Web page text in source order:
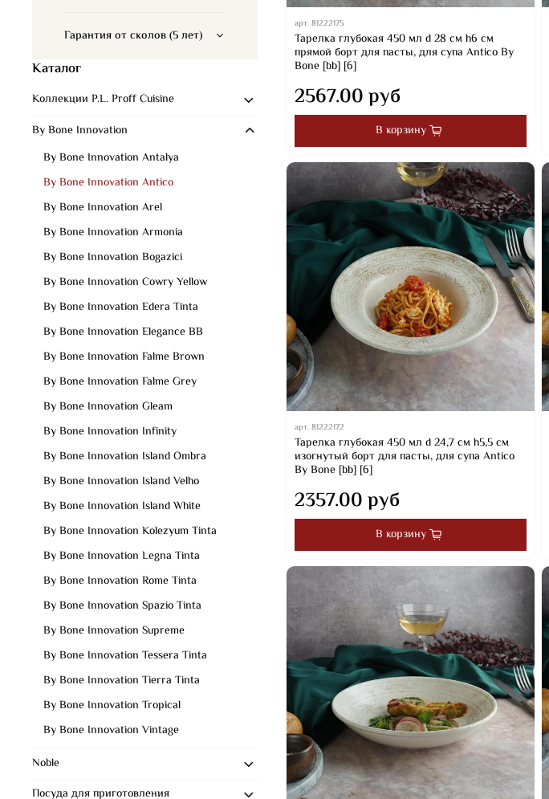
арт.81222175
Тарелка глубокая 450 мл d 28 см h6 см
прямой борт для пасты, для супа Antico By
Bone [bb] [6]
2567.00 руб
В корзину
арт.81222172
Тарелка глубокая 450 мл d 24,7 см h5,5 см
изогнутый борт для пасты, для супа Antico
By Bone [bb] [6]
2357.00 руб
В корзину
Гарантия от сколов (5 лет)
Каталог
Коллекции P.L. Proff Cuisine
By Bone Innovation
By Bone Innovation Antalya
By Bone Innovation Antico
By Bone Innovation Arel
By Bone Innovation Armonia
By Bone Innovation Bogazici
By Bone Innovation Cowry Yellow
By Bone Innovation Edera Tinta
By Bone Innovation Elegance BB
By Bone Innovation Falme Brown
By Bone Innovation Falme Grey
By Bone Innovation Gleam
By Bone Innovation Infinity
By Bone Innovation Island Ombra
By Bone Innovation Island Velho
By Bone Innovation Island White
By Bone Innovation Kolezyum Tinta
By Bone Innovation Legna Tinta
By Bone Innovation Rome Tinta
By Bone Innovation Spazio Tinta
By Bone Innovation Supreme
By Bone Innovation Tessera Tinta
By Bone Innovation Tierra Tinta
By Bone Innovation Tropical
By Bone Innovation Vintage
Noble
Посуда для приготовления